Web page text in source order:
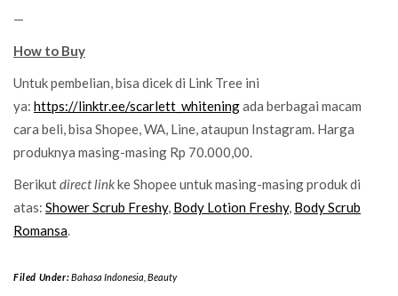
—
How to Buy
Untuk pembelian, bisa dicek di Link Tree ini
ya: https://linktr.ee/scarlett_whiteningada berbagai macam
cara beli, bisa Shopee, WA, Line, ataupun Instagram. Harga
produknya masing-masing Rp 70.000,00.
Berikutdirect linkke Shopee untuk masing-masing produk di
atas: Shower Scrub Freshy, Body Lotion Freshy, Body Scrub
Romansa.
Filed Under:Bahasa Indonesia Beauty